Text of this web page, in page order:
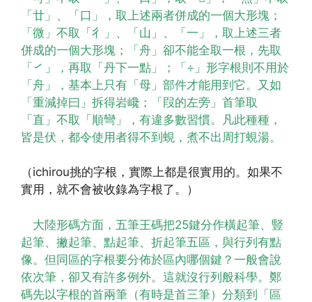
「廿」、「口」，取上述兩者併成的一個大形塊；
「微」不取「彳」、「山」、「一」，取上述三者
併成的一個大形塊；「舟」卻不能全取一根，先取
「㇒」，再取「丹下一點」；「÷」形字根則不用於
「舟」，基本上只有「母」部件才能用到它。又如
「重減掉曰」拆得岩巉；「叚的左旁」首筆取
「直」不取「順彎」，有違多數習慣。凡此種種，
皆是伏，都令使用者得不到蜆，煮不出周打蜆湯。
（ichirou挑的字根，實際上都是很實用的。如果不
實用，就不會被收錄為字根了。）
大陸形碼方面，五筆王碼把25鍵分作橫起筆、豎
起筆、撇起筆、點起筆、折起筆五區，與行列有點
像。但同區的字根要分佈於區內哪個鍵？一般會說
依次筆，卻又有許多例外。這就沒行列般科學。鄭
碼先以字根的首兩筆（有時是首三筆）分類到「區